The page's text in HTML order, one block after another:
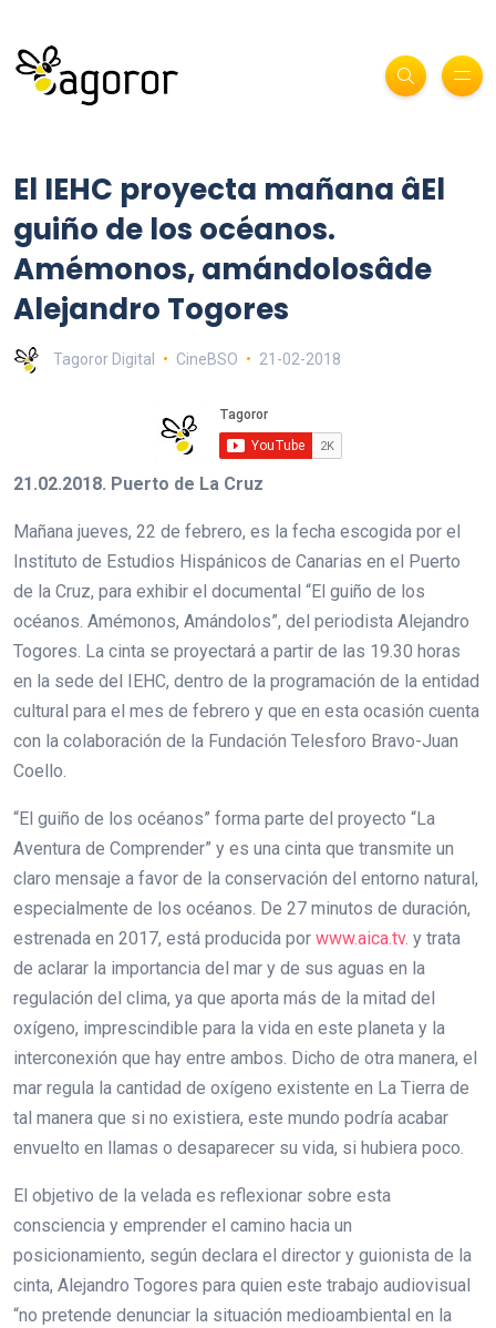
El IEHC proyecta mañana âEl
guiño de los océanos.
Amémonos, amándolosâde
Alejandro Togores
Tagoror Digital CineBSO 21-02-2018
21.02.2018. Puerto de La Cruz
Mañana jueves, 22 de febrero, es la fecha escogida por el
Instituto de Estudios Hispánicos de Canarias en el Puerto
de la Cruz, para exhibir el documental “El guiño de los
océanos. Amémonos, Amándolos”, del periodista Alejandro
Togores. La cinta se proyectará a partir de las 19.30 horas
en la sede del IEHC, dentro de la programación de la entidad
cultural para el mes de febrero y que en esta ocasión cuenta
con la colaboración de la Fundación Telesforo Bravo-Juan
Coello.
“El guiño de los océanos” forma parte del proyecto “La
Aventura de Comprender” y es una cinta que transmite un
claro mensaje a favor de la conservación del entorno natural,
especialmente de los océanos. De 27 minutos de duración,
estrenada en 2017, está producida por www.aica.tv. y trata
de aclarar la importancia del mar y de sus aguas en la
regulación del clima, ya que aporta más de la mitad del
oxígeno, imprescindible para la vida en este planeta y la
interconexión que hay entre ambos. Dicho de otra manera, el
mar regula la cantidad de oxígeno existente en La Tierra de
tal manera que si no existiera, este mundo podría acabar
envuelto en llamas o desaparecer su vida, si hubiera poco.
El objetivo de la velada es reflexionar sobre esta
consciencia y emprender el camino hacia un
posicionamiento, según declara el director y guionista de la
cinta, Alejandro Togores para quien este trabajo audiovisual
“no pretende denunciar la situación medioambiental en la